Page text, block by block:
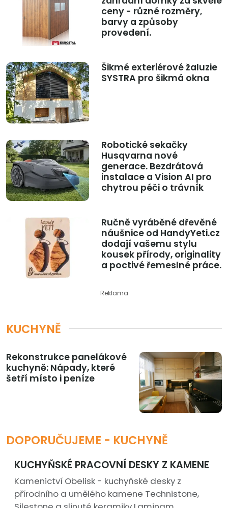
ceny - různé rozměry,
barvy a způsoby
provedení.
Šikmé exteriérové žaluzie
SYSTRA pro šikmá okna
Robotické sekačky
Husqvarna nové
generace. Bezdrátová
instalace a Vision AI pro
chytrou péči o trávník
Ručně vyráběné dřevěné
náušnice od HandyYeti.cz
dodají vašemu stylu
kousek přírody, originality
a poctivé řemeslné práce.
Reklama
KUCHYNĚ
Rekonstrukce panelákové
kuchyně: Nápady, které
šetří místo i peníze
DOPORUČUJEME - KUCHYNĚ
KUCHYŇSKÉ PRACOVNÍ DESKY Z KAMENE
Kamenictví Obelisk - kuchyňské desky z
přírodního a umělého kamene Technistone,